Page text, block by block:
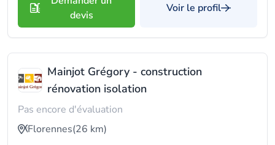
devis
Voir le profil
Mainjot Grégory - construction
rénovation isolation
Pas encore d'évaluation
Florennes(26 km)